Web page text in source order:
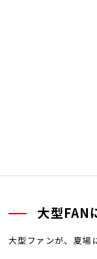
大型FAN
大型ファンが、夏場